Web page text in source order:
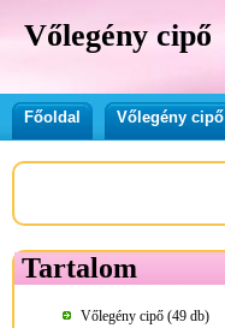
Vőlegény cipő
Főoldal Vőlegény cipő
Tartalom
Vőlegény cipő (49 db)